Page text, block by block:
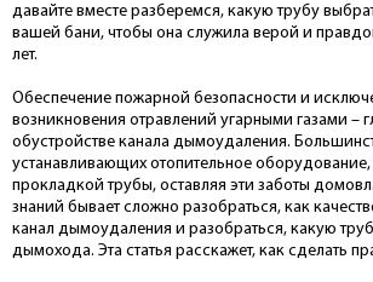
давайте вместе разберемся, какую трубу
вашей бани, чтобы она служила верой и
лет.
Обеспечение пожарной безопасности и
возникновения отравлений угарными газами –
обустройстве канала дымоудаления.
устанавливающих отопительное
прокладкой трубы, оставляя эти заботы
знаний бывает сложно разобраться, как
канал дымоудаления и разобраться, какую
дымохода. Эта статья расскажет, как сделать